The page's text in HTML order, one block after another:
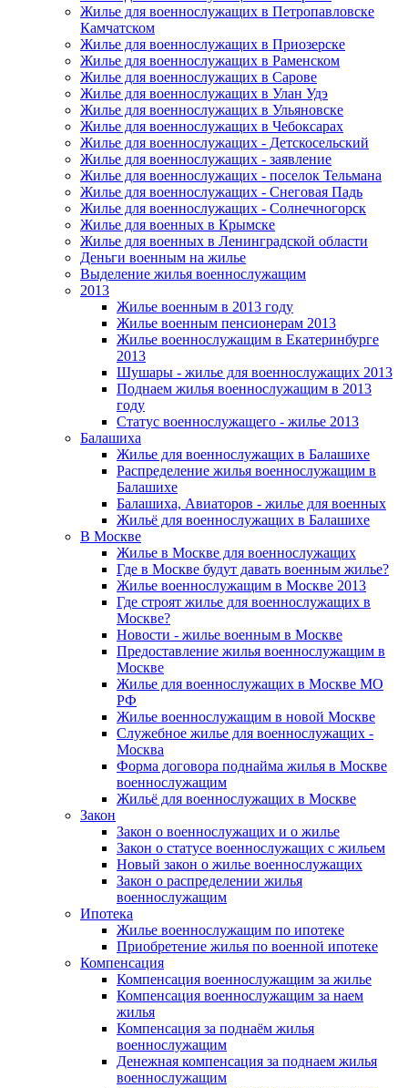
Жилье для военнослужащих в Петропавловске
Камчатском
Жилье для военнослужащих в Приозерске
Жилье для военнослужащих в Раменском
Жилье для военнослужащих в Сарове
Жилье для военнослужащих в Улан Удэ
Жилье для военнослужащих в Ульяновске
Жилье для военнослужащих в Чебоксарах
Жилье для военнослужащих - Детскосельский
Жилье для военнослужащих - заявление
Жилье для военнослужащих - поселок Тельмана
Жилье для военнослужащих - Снеговая Падь
Жилье для военнослужащих - Солнечногорск
Жилье для военных в Крымске
Жилье для военных в Ленинградской области
Деньги военным на жилье
Выделение жилья военнослужащим
2013
Жилье военным в 2013 году
Жилье военным пенсионерам 2013
Жилье военнослужащим в Екатеринбурге
2013
Шушары - жилье для военнослужащих 2013
Поднаем жилья военнослужащим в 2013
году
Статус военнослужащего - жилье 2013
Балашиха
Жилье для военнослужащих в Балашихе
Распределение жилья военнослужащим в
Балашихе
Балашиха, Авиаторов - жилье для военных
Жильё для военнослужащих в Балашихе
В Москве
Жилье в Москве для военнослужащих
Где в Москве будут давать военным жилье?
Жилье военнослужащим в Москве 2013
Где строят жилье для военнослужащих в
Москве?
Новости - жилье военным в Москве
Предоставление жилья военнослужащим в
Москве
Жилье для военнослужащих в Москве МО
РФ
Жилье военнослужащим в новой Москве
Служебное жилье для военнослужащих -
Москва
Форма договора поднайма жилья в Москве
военнослужащим
Жильё для военнослужащих в Москве
Закон
Закон о военнослужащих и о жилье
Закон о статусе военнослужащих с жильем
Новый закон о жилье военнослужащих
Закон о распределении жилья
военнослужащим
Ипотека
Жилье военнослужащим по ипотеке
Приобретение жилья по военной ипотеке
Компенсация
Компенсация военнослужащим за жилье
Компенсация военнослужащим за наем
жилья
Компенсация за поднаём жилья
военнослужащим
Денежная компенсация за поднаем жилья
военнослужащим